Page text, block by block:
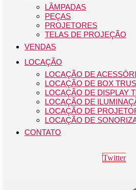
LÂMPADAS
PEÇAS
PROJETORES
TELAS DE PROJEÇÃO
VENDAS
LOCAÇÃO
LOCAÇÃO DE
LOCAÇÃO DE BOX
LOCAÇÃO DE DISPLAY
LOCAÇÃO DE
LOCAÇÃO DE
LOCAÇÃO DE
CONTATO
Twitter